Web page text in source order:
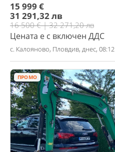
15 999 €
31 291,32 лв
16 500 € | 32 271,20 лв
Цената е с включен ДДС
с. Калояново, Пловдив, днес, 08:12
ПРОМО